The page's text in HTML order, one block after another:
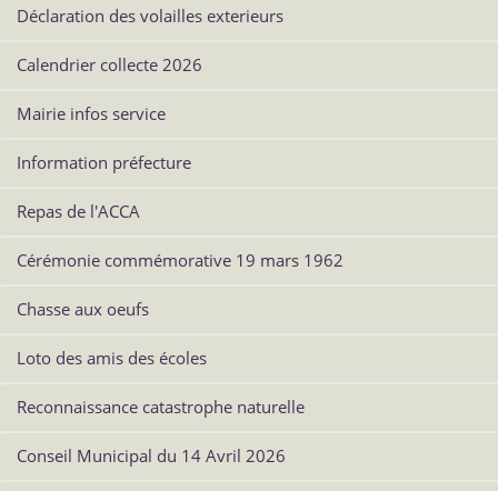
Déclaration des volailles exterieurs
Calendrier collecte 2026
Mairie infos service
Information préfecture
Repas de l'ACCA
Cérémonie commémorative 19 mars 1962
Chasse aux oeufs
Loto des amis des écoles
Reconnaissance catastrophe naturelle
Conseil Municipal du 14 Avril 2026